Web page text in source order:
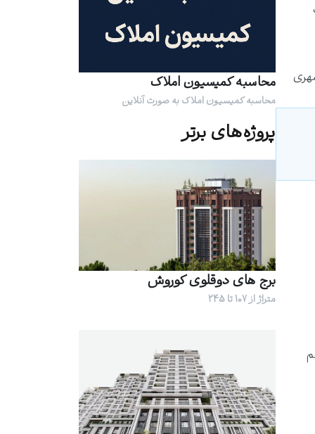
محاسبه کمیسیون املاک
محاسبه کمیسیون املاک به صورت آنلاین
پروژه‌های برتر
برج های دوقلوی کوروش
متراژ از 107 تا 245